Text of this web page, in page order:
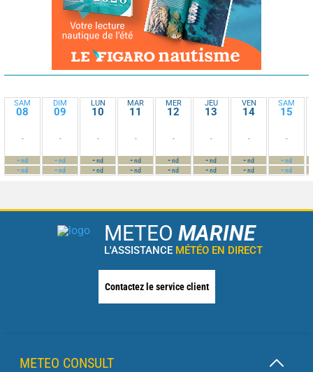
SAM
08
-
-nd
-nd
DIM
09
-
-nd
-nd
LUN
10
-
-nd
-nd
MAR
11
-
-nd
-nd
MER
12
-
-nd
-nd
JEU
13
-
-nd
-nd
VEN
14
-
-nd
-nd
SAM
15
-
-nd
-nd
METEO MARINE
L'ASSISTANCE MÉTÉO EN DIRECT
Contactez le service client
METEO CONSULT